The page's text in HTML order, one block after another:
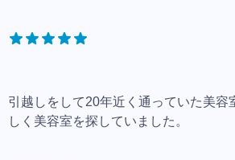
引越しをして20年近く通っていた美容
しく美容室を探していました。